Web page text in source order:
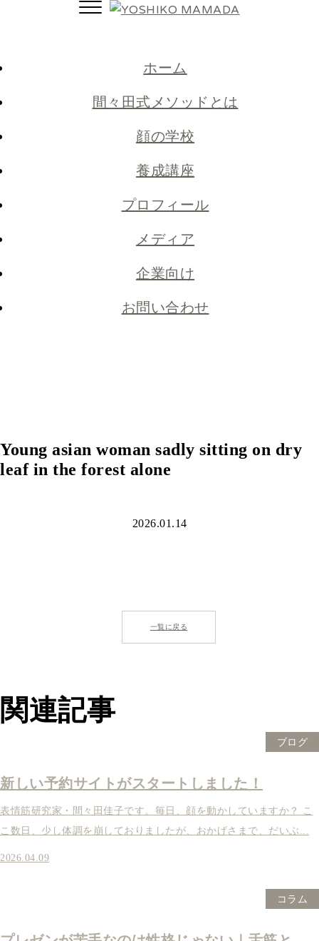
ホーム
間々田式メソッドとは
顔の学校
養成講座
プロフィール
メディア
企業向け
お問い合わせ
Young asian woman sadly sitting on dry
leaf in the forest alone
2026.01.14
一覧に戻る
関連記事
ブログ
新しい予約サイトがスタートしました！
表情筋研究家・間々田佳子です。毎日、顔を動かしていますか？ こ
こ数日、少し体調を崩しておりましたが、おかげさまで、だいぶ...
2026.04.09
コラム